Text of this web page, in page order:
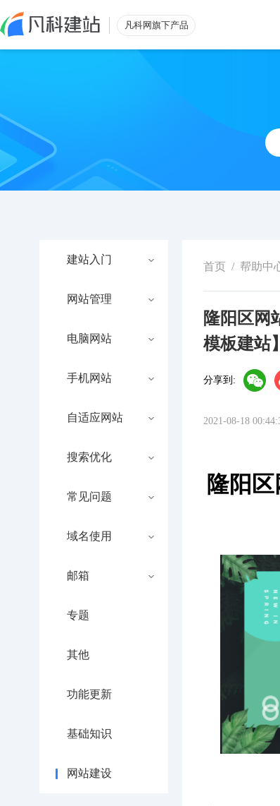
凡科网旗下产品
建站入门
网站管理
电脑网站
手机网站
自适应网站
搜索优化
常见问题
域名使用
邮箱
专题
其他
功能更新
基础知识
网站建设
首页 / 帮助中
隆阳区网
模板建站】
分享到:
2021-08-18
隆阳